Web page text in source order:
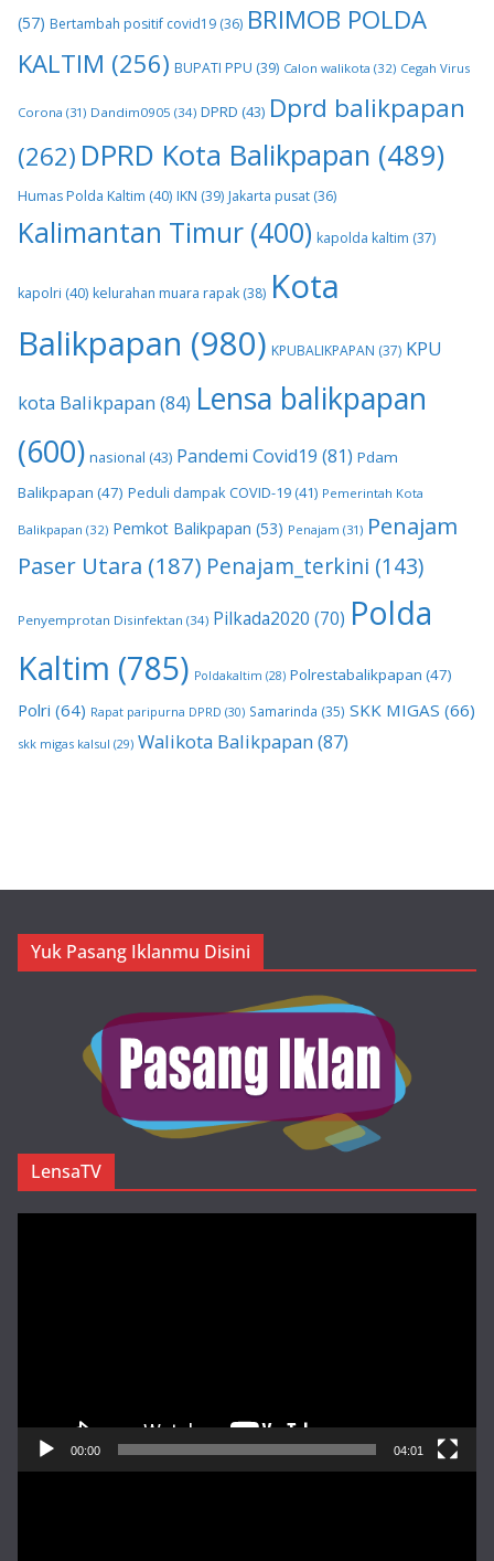
(57) Bertambah positif covid19 (36) BRIMOB POLDA
KALTIM (256) BUPATI PPU (39) Calon walikota (32) Cegah Virus
Corona (31) Dandim0905 (34) DPRD (43) Dprd balikpapan
(262) DPRD Kota Balikpapan (489)
Humas Polda Kaltim (40) IKN (39) Jakarta pusat (36)
Kalimantan Timur (400) kapolda kaltim (37)
kapolri (40) kelurahan muara rapak (38) Kota
Balikpapan (980) KPUBALIKPAPAN (37) KPU
kota Balikpapan (84) Lensa balikpapan
(600) nasional (43) Pandemi Covid19 (81) Pdam
Balikpapan (47) Peduli dampak COVID-19 (41) Pemerintah Kota
Balikpapan (32) Pemkot Balikpapan (53) Penajam (31) Penajam
Paser Utara (187) Penajam_terkini (143)
Penyemprotan Disinfektan (34) Pilkada2020 (70) Polda
Kaltim (785) Poldakaltim (28) Polrestabalikpapan (47)
Polri (64) Rapat paripurna DPRD (30) Samarinda (35) SKK MIGAS (66)
skk migas kalsul (29) Walikota Balikpapan (87)
Yuk Pasang Iklanmu Disini
LensaTV
00:00 04:01